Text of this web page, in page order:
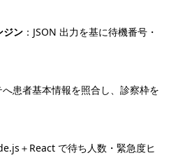
ジン ：JSON 出力を基に待機番号・
へ患者基本情報を照合し、診察枠を
＋React で待ち人数・緊急度ヒ